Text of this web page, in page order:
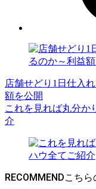
店舗せどり1日仕入
額を公開
これを見れば丸分か
介
RECOMMEND